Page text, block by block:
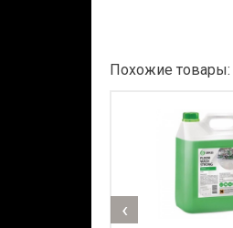
Похожие товары:
‹